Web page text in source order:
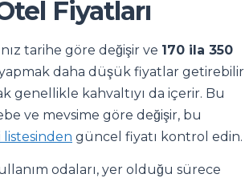
Fiyatları
tarihe göre değişir ve 170 ila 350
daha düşük fiyatlar getirebilir
genellikle kahvaltıyı da içerir. Bu
ve mevsime göre değişir, bu
listesinden güncel fiyatı kontrol edin.
odaları, yer olduğu sürece